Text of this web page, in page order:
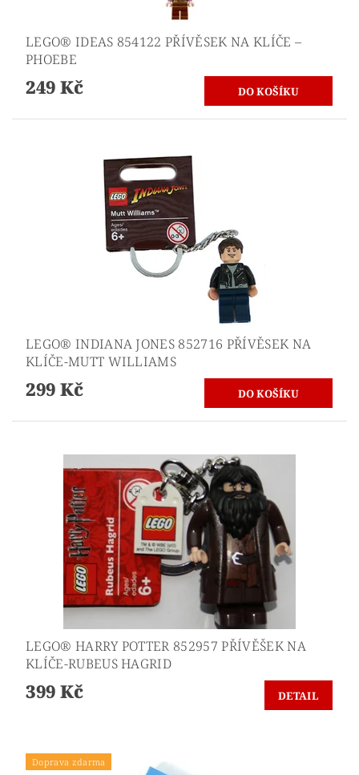
LEGO® IDEAS 854122 PŘÍVĚSEK NA KLÍČE –
PHOEBE
249 Kč
LEGO® INDIANA JONES 852716 PŘÍVĚSEK NA
KLÍČE-MUTT WILLIAMS
299 Kč
LEGO® HARRY POTTER 852957 PŘÍVĚŠEK NA
KLÍČE-RUBEUS HAGRID
399 Kč DETAIL
Doprava zdarma